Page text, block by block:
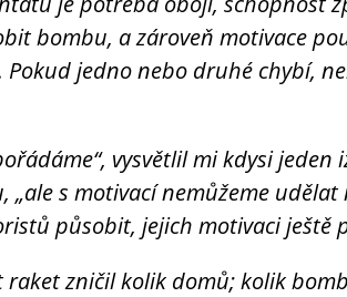
bombu, a zároveň motivace
jedno nebo druhé chybí,
vysvětlil mi kdysi jeden
s motivací nemůžeme udělat
působit, jejich motivaci ještě
zničil kolik domů; kolik